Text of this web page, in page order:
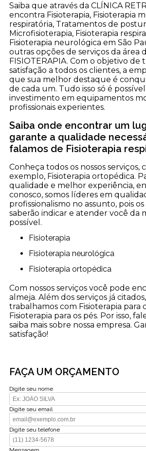
Saiba que através da CLÍNICA
encontra Fisioterapia, Fisioterapia
respiratória, Tratamentos de
Microfisioterapia, Fisioterapia
Fisioterapia neurológica em São
outras opções de serviços da área
FISIOTERAPIA. Com o objetivo de
satisfação a todos os clientes, a
que sua melhor destaque é
de cada um. Tudo isso só é
investimento em equipamentos
profissionais experientes.
Saiba onde encontrar um
garante a qualidade
falamos de Fisioterapia
Conheça todos os nossos serviços,
exemplo, Fisioterapia ortopédica.
qualidade e melhor experiência,
conosco, somos líderes em
profissionalismo no assunto, pois
saberão indicar e atender você da
possível.
Fisioterapia
Fisioterapia neurológica
Fisioterapia ortopédica
Com nossos serviços você pode
almeja. Além dos serviços já
trabalhamos com Fisioterapia para
Fisioterapia para os pés. Por isso,
saiba mais sobre nossa empresa.
satisfação!
FAÇA UM ORÇAMENTO
Digite seu nome
Digite seu email
Digite seu telefone